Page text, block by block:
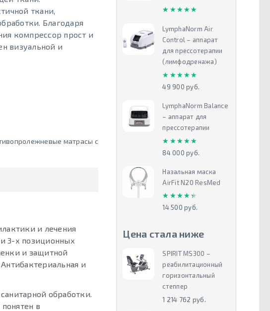
ткани,
Благодаря
компрессор прост и
визуальной и
матрасы с
и лечения
3-х позиционных
и защитной
и
обработки.
в
★★★★★
★★★★★
LymphaNorm Air
Control – аппарат
для прессотерапии
(лимфодренажа)
★★★★★
★★★★★
49 900 руб.
LymphaNorm Balance
– аппарат для
прессотерапии
★★★★★
★★★★★
84 000 руб.
Назальная маска
AirFit N20 ResMed
★★★★★
★★★★★
14 500 руб.
Цена стала ниже
SPIRIT MS300 –
реабилитационный
горизонтальный
степпер
1 214 762 руб.